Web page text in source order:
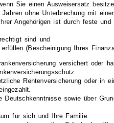
Sie einen Ausweisersatz
ohne Unterbrechung mit
Angehörigen ist durch feste
sind und
(Bescheinigung Ihres
versichert oder
Rentenversicherung oder in
Deutschkenntnisse sowie über
für sich und Ihre Familie.